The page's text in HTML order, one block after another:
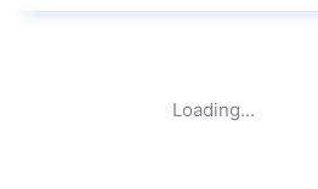
Loading...